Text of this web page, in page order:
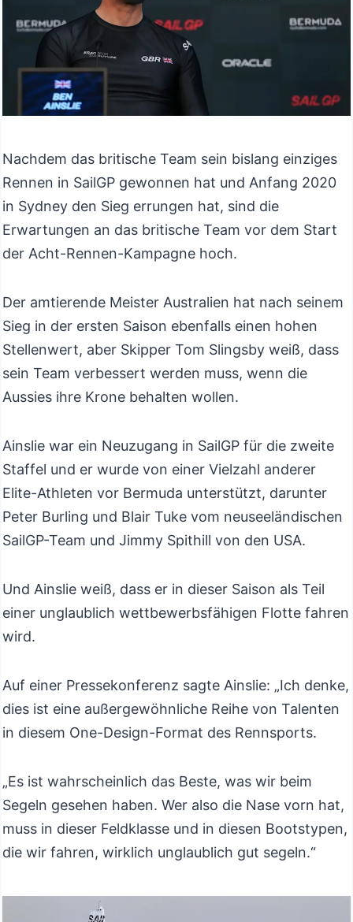
Nachdem das britische Team sein bislang einziges
Rennen in SailGP gewonnen hat und Anfang 2020
in Sydney den Sieg errungen hat, sind die
Erwartungen an das britische Team vor dem Start
der Acht-Rennen-Kampagne hoch.
Der amtierende Meister Australien hat nach seinem
Sieg in der ersten Saison ebenfalls einen hohen
Stellenwert, aber Skipper Tom Slingsby weiß, dass
sein Team verbessert werden muss, wenn die
Aussies ihre Krone behalten wollen.
Ainslie war ein Neuzugang in SailGP für die zweite
Staffel und er wurde von einer Vielzahl anderer
Elite-Athleten vor Bermuda unterstützt, darunter
Peter Burling und Blair Tuke vom neuseeländischen
SailGP-Team und Jimmy Spithill von den USA.
Und Ainslie weiß, dass er in dieser Saison als Teil
einer unglaublich wettbewerbsfähigen Flotte fahren
wird.
Auf einer Pressekonferenz sagte Ainslie: „Ich denke,
dies ist eine außergewöhnliche Reihe von Talenten
in diesem One-Design-Format des Rennsports.
„Es ist wahrscheinlich das Beste, was wir beim
Segeln gesehen haben. Wer also die Nase vorn hat,
muss in dieser Feldklasse und in diesen Bootstypen,
die wir fahren, wirklich unglaublich gut segeln.“